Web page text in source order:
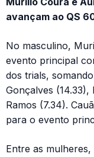
avançam ao QS
No masculino,
evento principal
dos trials,
Gonçalves (14.33),
Ramos (7.34).
para o evento
Entre as